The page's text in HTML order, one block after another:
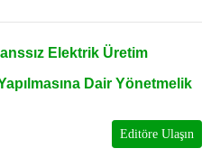
Elektrik Üretim
Dair Yönetmelik
Editöre Ulaşın